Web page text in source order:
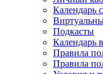
Календарь
Подкасты
Календарь
Правила
Правила